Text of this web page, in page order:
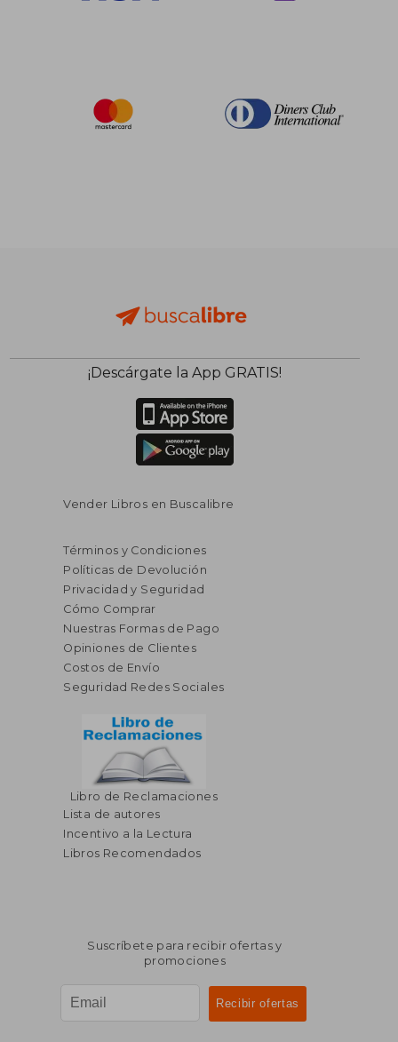
¡Descárgate la App GRATIS!
Vender Libros en Buscalibre
Términos y Condiciones
Políticas de Devolución
Privacidad y Seguridad
Cómo Comprar
Nuestras Formas de Pago
Opiniones de Clientes
Costos de Envío
Seguridad Redes Sociales
Libro de Reclamaciones
Lista de autores
Incentivo a la Lectura
Libros Recomendados
Suscríbete para recibir ofertas y
promociones